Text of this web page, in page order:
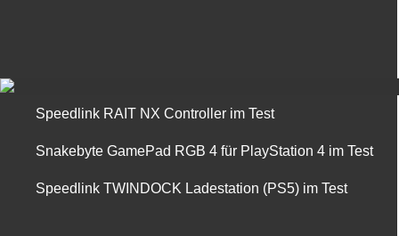
Speedlink RAIT NX Controller im Test
Snakebyte GamePad RGB 4 für PlayStation 4 im Test
Speedlink TWINDOCK Ladestation (PS5) im Test